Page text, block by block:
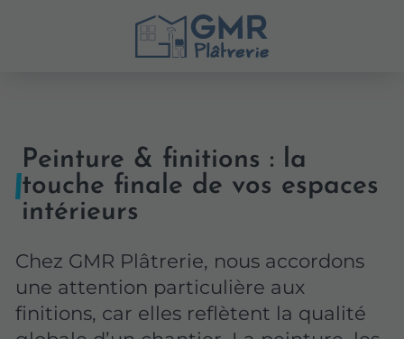
Peinture & finitions : la
touche finale de vos espaces
intérieurs
Chez GMR Plâtrerie, nous accordons
une attention particulière aux
finitions, car elles reflètent la qualité